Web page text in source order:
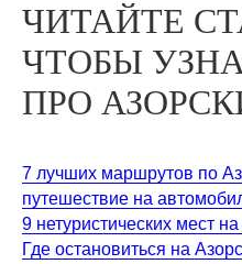
ЧИТАЙТЕ
ЧТОБЫ
ПРО
7 лучших маршрутов по
путешествие на
9 нетуристических мест
Где остановиться на